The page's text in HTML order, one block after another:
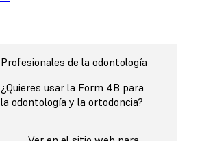
Profesionales de la odontología
¿Quieres usar la Form 4B para
la odontología y la ortodoncia?